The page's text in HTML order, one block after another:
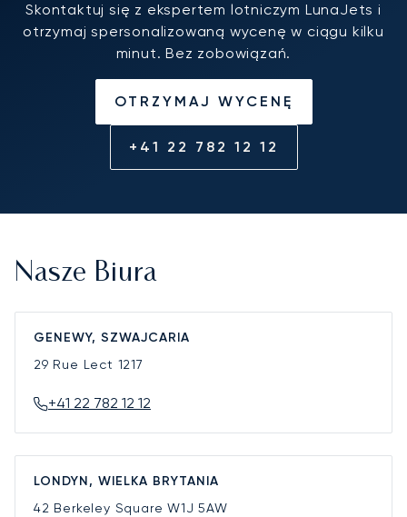
Skontaktuj się z ekspertem lotniczym LunaJets i
otrzymaj spersonalizowaną wycenę w ciągu kilku
minut. Bez zobowiązań.
OTRZYMAJ WYCENĘ
+41 22 782 12 12
Nasze Biura
GENEWY, SZWAJCARIA
29 Rue Lect 1217
+41 22 782 12 12
LONDYN, WIELKA BRYTANIA
42 Berkeley SquareW1J 5AW